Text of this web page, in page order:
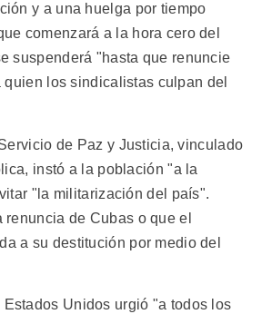
y a una huelga por tiempo
comenzará a la hora cero del
suspenderá "hasta que renuncie
los sindicalistas culpan del
de Paz y Justicia, vinculado
instó a la población "a la
"la militarización del país".
renuncia de Cubas o que el
a su destitución por medio del
Estados Unidos urgió "a todos los